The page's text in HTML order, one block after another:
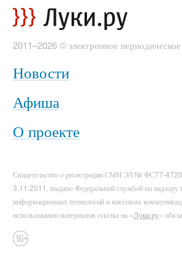
2011–2026 © электронное
Новости
Афиша
О проекте
Свидетельство о регистрации СМИ ЭЛ № ФС77-
3.11.2011, выдано Федеральной службой по надзору
информационных технологий и массовых
использовании материалов ссылка на «Луки.ру»